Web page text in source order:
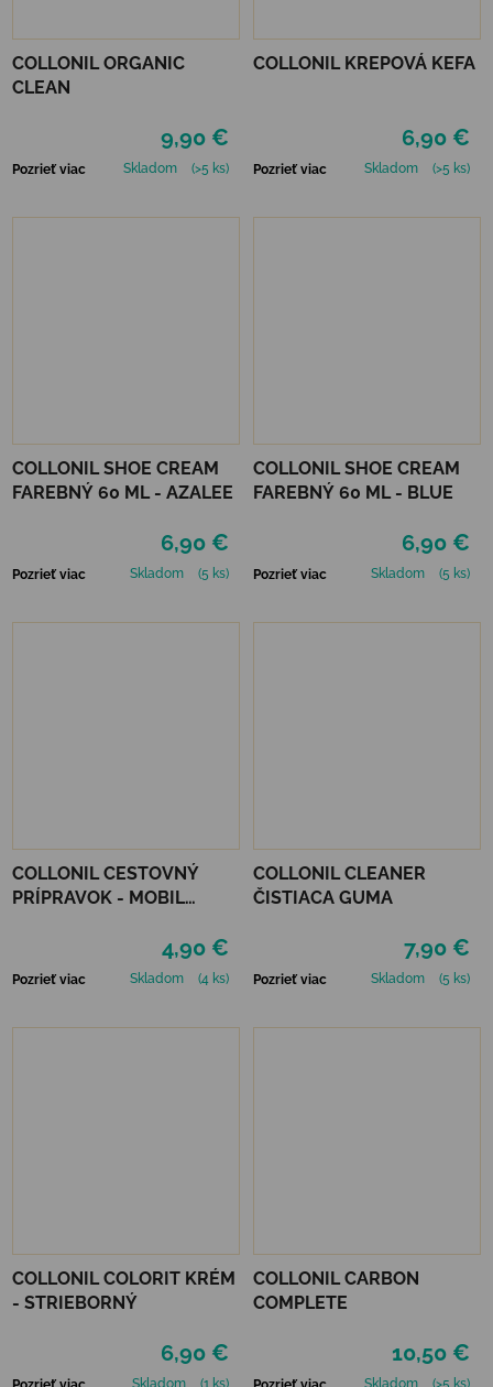
COLLONIL ORGANIC
CLEAN
9,90 €
Pozrieť viac Skladom (>5 ks)
COLLONIL KREPOVÁ KEFA
6,90 €
Pozrieť viac Skladom (>5 ks)
COLLONIL SHOE CREAM
FAREBNÝ 60 ML - AZALEE
6,90 €
Pozrieť viac Skladom (5 ks)
COLLONIL SHOE CREAM
FAREBNÝ 60 ML - BLUE
6,90 €
Pozrieť viac Skladom (5 ks)
COLLONIL CESTOVNÝ
PRÍPRAVOK - MOBIL
4,90 €
Pozrieť viac Skladom (4 ks)
COLLONIL CLEANER
ČISTIACA GUMA
7,90 €
Pozrieť viac Skladom (5 ks)
COLLONIL COLORIT KRÉM
- STRIEBORNÝ
6,90 €
Skladom (1 ks)
COLLONIL CARBON
COMPLETE
10,50 €
Skladom (>5 ks)